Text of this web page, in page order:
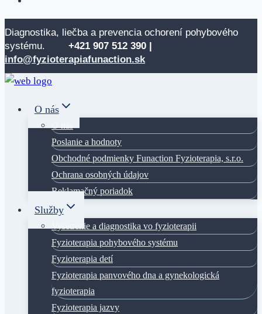
Skip
to
content
Diagnostika, liečba a prevencia ochorení pohybového
systému. +421 907 512 390 |
info@fyzioterapiafunaction.sk
O nás
Poslanie a hodnoty
Obchodné podmienky Funaction Fyzioterapia, s.r.o.
Ochrana osobných údajov
Reklamačný poriadok
Služby
Vyšetrenie a diagnostika vo fyzioterapii
Fyzioterapia pohybového systému
Fyzioterapia detí
Fyzioterapia panvového dna a gynekologická
fyzioterapia
Fyzioterapia jazvy